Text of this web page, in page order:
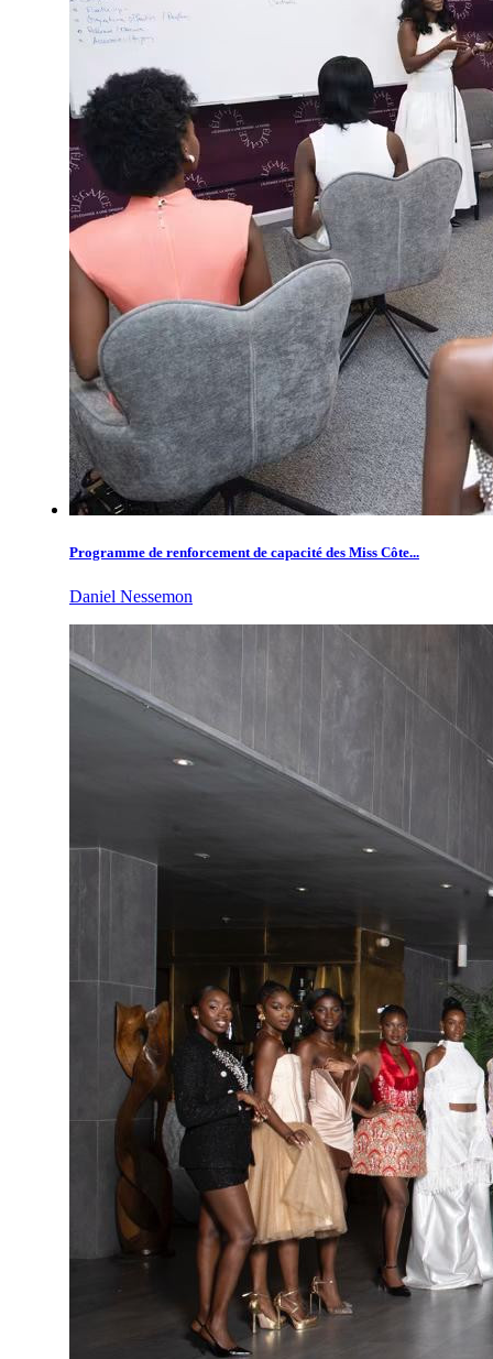
Programme de renforcement de capacité des Miss Côte...
Daniel Nessemon